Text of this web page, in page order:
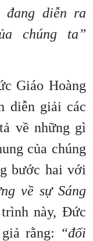
đang diễn ra
chúng ta”
Giáo Hoàng
diễn giải các
về những gì
của chúng
bước hai với
về sự Sáng
này, Đức
rằng: “đối